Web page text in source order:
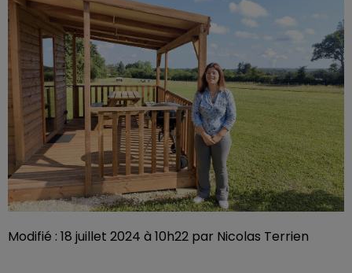
Modifié : 18 juillet 2024 à 10h22 par Nicolas Terrien